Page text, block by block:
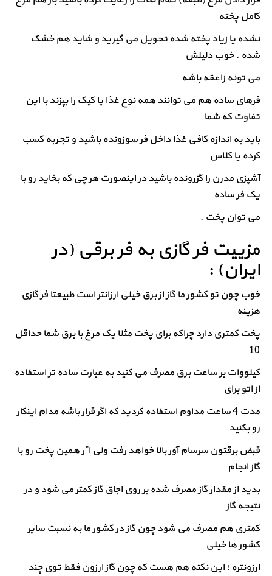
کامل پخته
نشده یا زیاد پخته شده تحویل می گیرید و شاید هم خشک
شده . خوب دلیلش
می تونه زاعقه باشه
فرهای ساده هم می توانند همه نوع غذا یا کیک را بپزند با این
تفاوت که شما
باید به اندازه کافی غذا داخل فر سوزونده باشید و تجربه کسب
کرده یا کلاس
آشپزی مدرن را گزرونده باشید در اینصورت هر چی که بخاید رو با
یک فر ساده
می توان پخت .
مزییت فر گازی به فر برقی (در
ایران) :
خوب چون تو کشور ما گاز از برق خیلی ارزانتر است طبیعتا فر گازی
هزینه
پخت کمتری دارد چراکه برای پخت مثلا یک مرغ با برق شما حداقل
10
کیلووات بر ساعت برق مصرف می کنید به عبارت ساده تر استفاده
از اتو برای
مدت 4 ساعت مداوم استفاده کردید که اگر قرار باشه مدام اینکار
رو بکنید
قبض برقتون سرسام آور بالا خواهد رفت ولی ا”ر همین پخت رو با
گاز انجام
بدید از مقدار گاز مصرف شده بر روی اجاق گاز کمتر می شود و در
نتیجه گاز
کمتری هم مصرف می شود چون گاز در کشور ما به نسبت سایر
کشور ها خیلی
ارزونتره ؛ این نکته هم هست که چون گاز ارزون فقط توی چند